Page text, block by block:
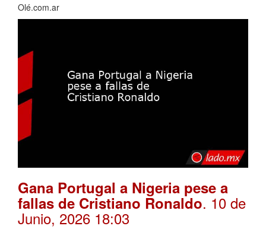
Olé.com.ar
Gana Portugal a Nigeria pese a
fallas de Cristiano Ronaldo. 10 de
Junio, 2026 18:03